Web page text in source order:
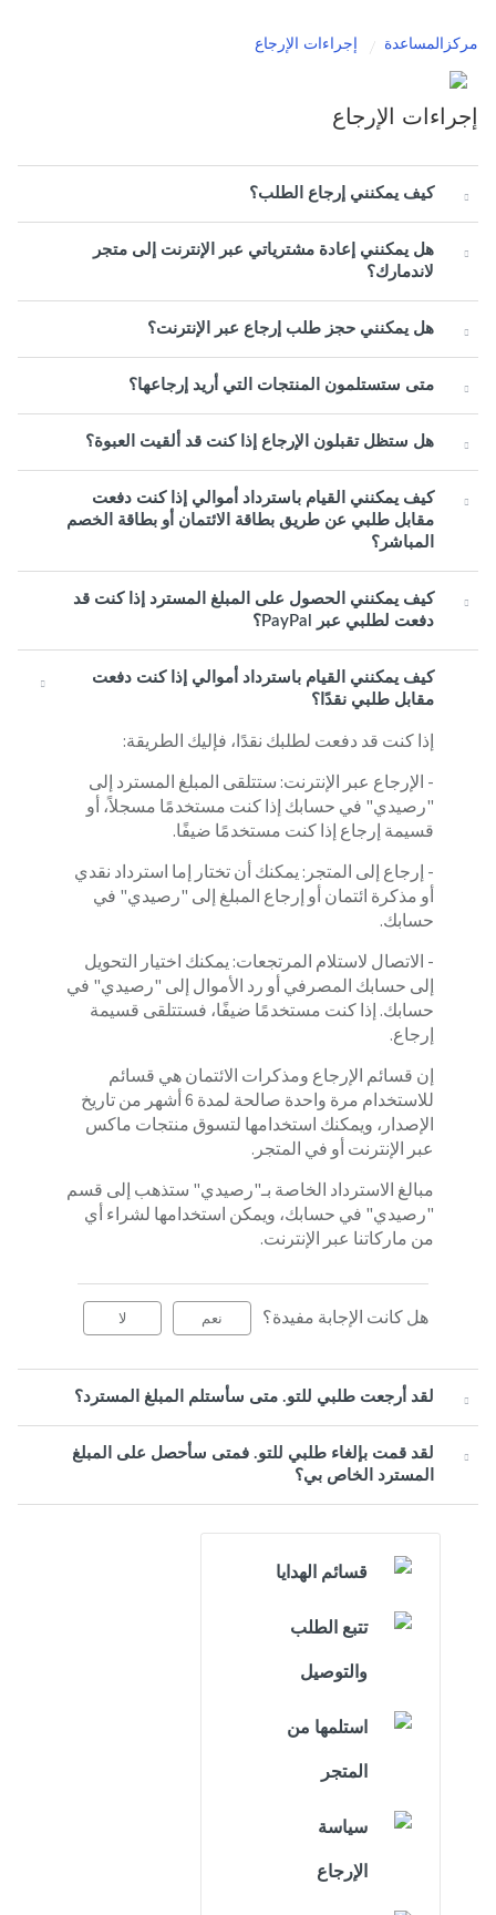
مركزالمساعدة إجراءات الإرجاع
إجراءات الإرجاع
كيف يمكنني إرجاع الطلب؟
هل يمكنني إعادة مشترياتي عبر الإنترنت إلى متجر
لاندمارك؟
هل يمكنني حجز طلب إرجاع عبر الإنترنت؟
متى ستستلمون المنتجات التي أريد إرجاعها؟
هل ستظل تقبلون الإرجاع إذا كنت قد ألقيت العبوة؟
كيف يمكنني القيام باسترداد أموالي إذا كنت دفعت
مقابل طلبي عن طريق بطاقة الائتمان أو بطاقة الخصم
المباشر؟
كيف يمكنني الحصول على المبلغ المسترد إذا كنت قد
دفعت لطلبي عبر PayPal؟
كيف يمكنني القيام باسترداد أموالي إذا كنت دفعت
مقابل طلبي نقدًا؟
إذا كنت قد دفعت لطلبك نقدًا، فإليك الطريقة:
- الإرجاع عبر الإنترنت: ستتلقى المبلغ المسترد إلى
"رصيدي" في حسابك إذا كنت مستخدمًا مسجلاً، أو
قسيمة إرجاع إذا كنت مستخدمًا ضيفًا.
- إرجاع إلى المتجر: يمكنك أن تختار إما استرداد نقدي
أو مذكرة ائتمان أو إرجاع المبلغ إلى "رصيدي" في
حسابك.
- الاتصال لاستلام المرتجعات: يمكنك اختيار التحويل
إلى حسابك المصرفي أو رد الأموال إلى "رصيدي" في
حسابك. إذا كنت مستخدمًا ضيفًا، فستتلقى قسيمة
إرجاع.
إن قسائم الإرجاع ومذكرات الائتمان هي قسائم
للاستخدام مرة واحدة صالحة لمدة 6 أشهر من تاريخ
الإصدار، ويمكنك استخدامها لتسوق منتجات ماكس
عبر الإنترنت أو في المتجر.
مبالغ الاسترداد الخاصة بـ"رصيدي" ستذهب إلى قسم
"رصيدي" في حسابك، ويمكن استخدامها لشراء أي
من ماركاتنا عبر الإنترنت.
هل كانت الإجابة مفيدة؟ نعم لا
لقد أرجعت طلبي للتو. متى سأستلم المبلغ المسترد؟
لقد قمت بإلغاء طلبي للتو. فمتى سأحصل على المبلغ
المسترد الخاص بي؟
قسائم الهدايا
تتبع الطلب
والتوصيل
استلمها من
المتجر
سياسة
الإرجاع